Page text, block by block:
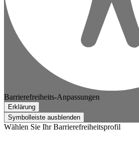
Barrierefreiheits-Anpassungen
Erklärung
Symbolleiste ausblenden
Wählen Sie Ihr Barrierefreiheitsprofil